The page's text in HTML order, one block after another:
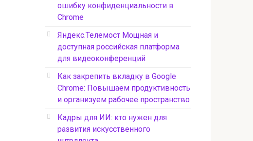
ошибку конфиденциальности в
Chrome
Яндекс.Телемост Мощная и
доступная российская платформа
для видеоконференций
Как закрепить вкладку в Google
Chrome: Повышаем продуктивность
и организуем рабочее пространство
Кадры для ИИ: кто нужен для
развития искусственного